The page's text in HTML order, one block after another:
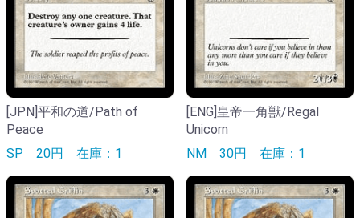
[JPN]平和の道/Path of
Peace
SP 20円 在庫：1
[ENG]皇帝一角獣/Regal
Unicorn
NM 30円 在庫：1